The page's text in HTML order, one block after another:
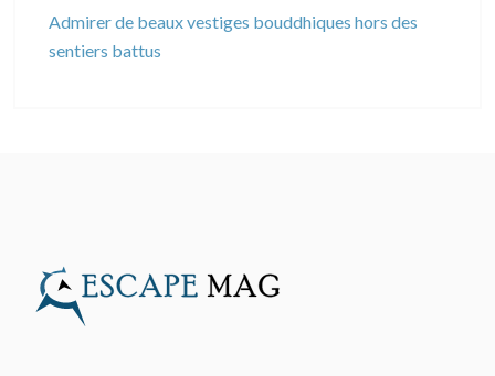
Admirer de beaux vestiges bouddhiques hors des
sentiers battus